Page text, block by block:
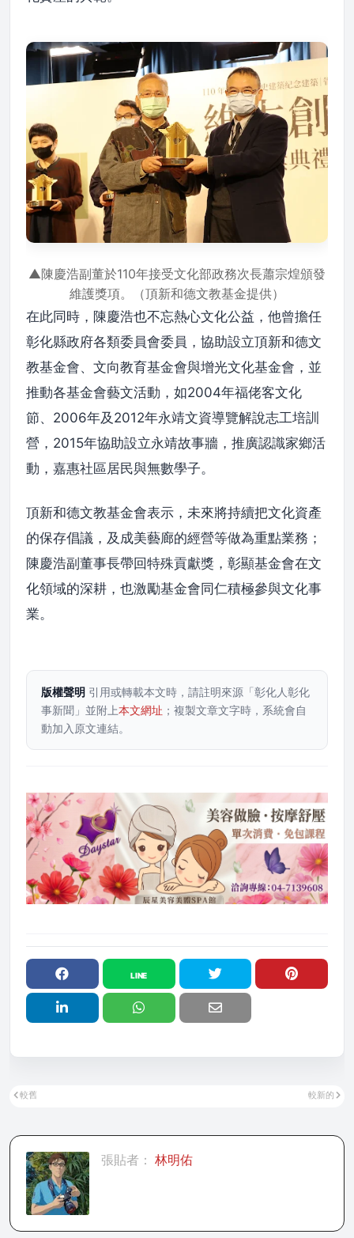
▲陳慶浩副董於110年接受文化部政務次長蕭宗煌頒發
維護獎項。（頂新和德文教基金提供）
在此同時，陳慶浩也不忘熱心文化公益，他曾擔任
彰化縣政府各類委員會委員，協助設立頂新和德文
教基金會、文向教育基金會與增光文化基金會，並
推動各基金會藝文活動，如2004年福佬客文化
節、2006年及2012年永靖文資導覽解說志工培訓
營，2015年協助設立永靖故事牆，推廣認識家鄉活
動，嘉惠社區居民與無數學子。
頂新和德文教基金會表示，未來將持續把文化資產
的保存倡議，及成美藝廊的經營等做為重點業務；
陳慶浩副董事長帶回特殊貢獻獎，彰顯基金會在文
化領域的深耕，也激勵基金會同仁積極參與文化事
業。
版權聲明 引用或轉載本文時，請註明來源「彰化人彰化
事新聞」並附上本文網址 ；複製文章文字時，系統會自
動加入原文連結。
較新的
較舊
張貼者： 林明佑